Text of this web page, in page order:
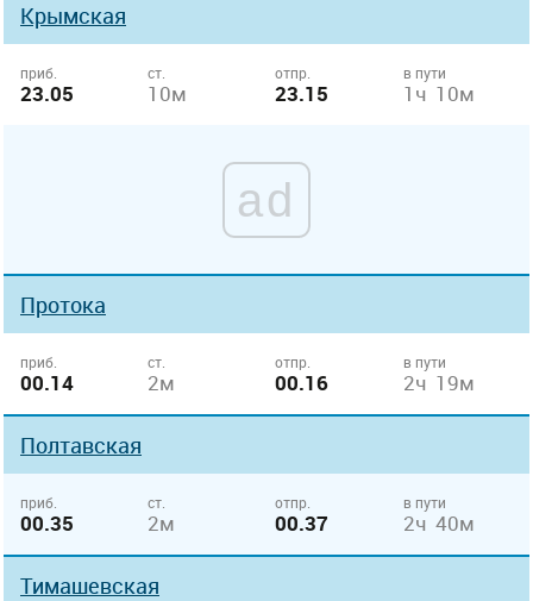
Крымская
приб.
23.05
ст.
10м
отпр.
23.15
в пути
1ч 10м
ad
Протока
приб.
00.14
ст.
2м
отпр.
00.16
в пути
2ч 19м
Полтавская
приб.
00.35
ст.
2м
отпр.
00.37
в пути
2ч 40м
Тимашевская